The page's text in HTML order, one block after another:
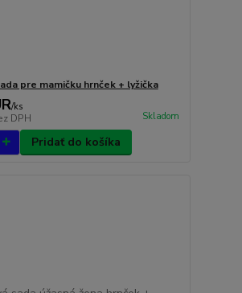
pre mamičku hrnček + lyžička
/ks
DPH Skladom
Pridať do košíka